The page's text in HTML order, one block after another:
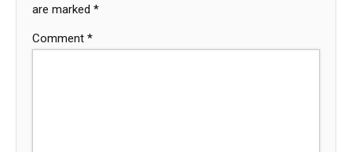
are marked *
Comment *